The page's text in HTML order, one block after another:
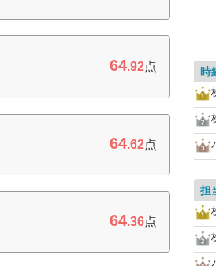
64.92点
64.62点
64.36点
時
担